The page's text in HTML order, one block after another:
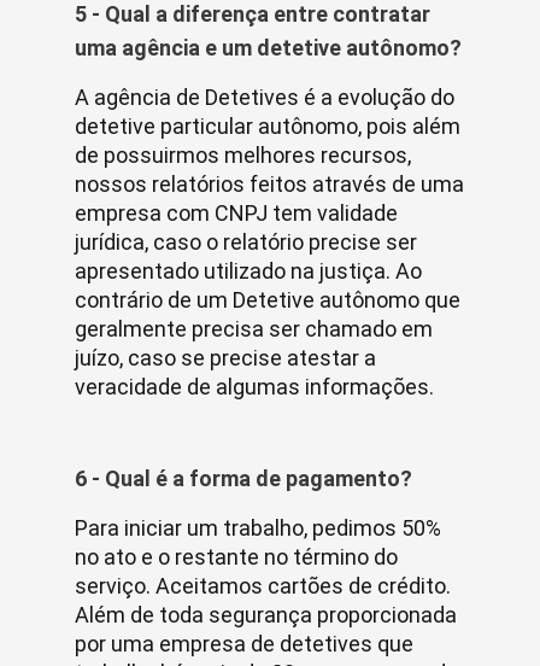
5 - Qual a diferença entre contratar
uma agência e um detetive autônomo?
A agência de Detetives é a evolução do
detetive particular autônomo, pois além
de possuirmos melhores recursos,
nossos relatórios feitos através de uma
empresa com CNPJ tem validade
jurídica, caso o relatório precise ser
apresentado utilizado na justiça. Ao
contrário de um Detetive autônomo que
geralmente precisa ser chamado em
juízo, caso se precise atestar a
veracidade de algumas informações.
6 - Qual é a forma de pagamento?
Para iniciar um trabalho, pedimos 50%
no ato e o restante no término do
serviço. Aceitamos cartões de crédito.
Além de toda segurança proporcionada
por uma empresa de detetives que